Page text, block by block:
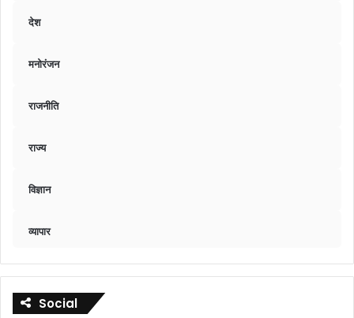
देश
मनोरंजन
राजनीति
राज्य
विज्ञान
व्यापार
Social